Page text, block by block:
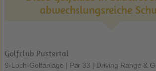
abwechslungsreiche
Golfclub Pustertal
9-Loch-Golfanlage | Par 33 | Driving Range &